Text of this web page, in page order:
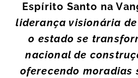
Espírito Santo na
liderança visionária
o estado se
nacional de
oferecendo moradias